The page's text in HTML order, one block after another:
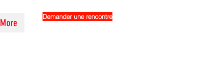
More
Demander une rencontre